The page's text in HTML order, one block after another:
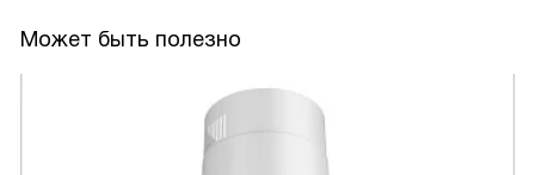
Может быть полезно